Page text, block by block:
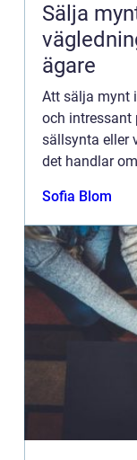
Sälja
ägare
Att sälja mynt
och intressant
sällsynta eller
det handlar
Sofia Blom